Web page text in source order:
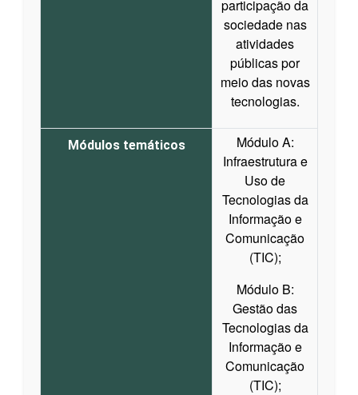
participação da
sociedade nas
atividades
públicas por
meio das novas
tecnologias.
Módulos temáticos
Módulo A:
Infraestrutura e
Uso de
Tecnologias da
Informação e
Comunicação
(TIC);
Módulo B:
Gestão das
Tecnologias da
Informação e
Comunicação
(TIC);